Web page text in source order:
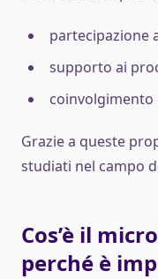
partecipazione
supporto ai
Grazie a queste
studiati nel campo
Cos’è il
perché è